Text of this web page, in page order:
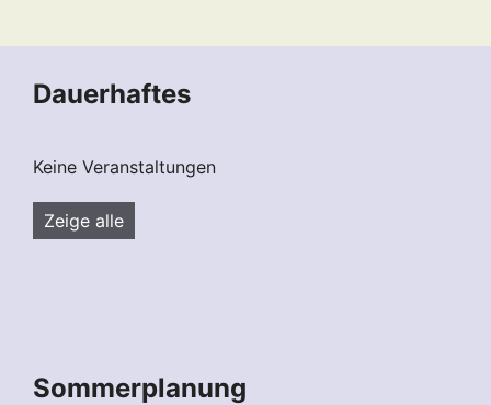
Dauerhaftes
Keine Veranstaltungen
Zeige alle
Sommerplanung